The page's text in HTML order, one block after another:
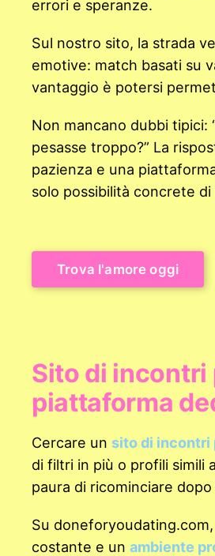
errori e speranze.
Sul nostro sito, la strada
emotive: match basati su
vantaggio è potersi
Non mancano dubbi tipici:
pesasse troppo?” La
pazienza e una
solo possibilità concrete
Trova l'amore oggi
Sito di incontri
piattaforma
Cercare un sito di incontri
di filtri in più o profili simili
paura di ricominciare
Su
costante e un ambiente